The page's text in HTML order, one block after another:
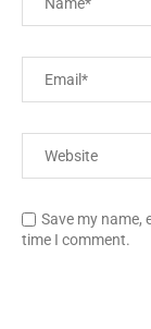
Save my name,
time I comment.